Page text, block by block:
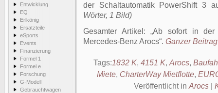
Entwicklung
EQ
Erlkönig
Ersatzteile
eSports
Events
Finanzierung
Formel 1
Formel e
Forschung
G-Modell
Gebrauchtwagen
der Schaltautomatik PowerShift 3
Wörter, 1 Bild)
Gesamter Artikel: Ab sofort in der
Mercedes-Benz Arocs . Ganzer
Tags:1832 K, 4151 K, Arocs,
Miete, CharterWay Mietflotte,
Veröffentlicht in Arocs